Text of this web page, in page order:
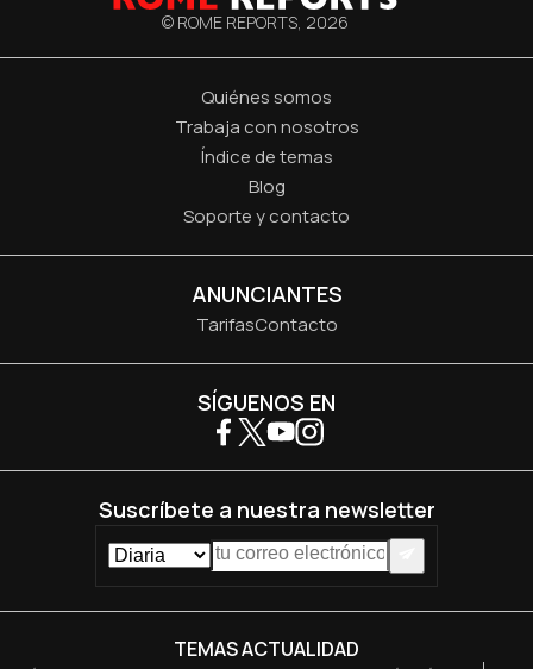
© ROME REPORTS, 2026
Quiénes somos
Trabaja con nosotros
Índice de temas
Blog
Soporte y contacto
ANUNCIANTES
TarifasContacto
TEMAS ACTUALIDAD
SÍGUENOS EN
Suscríbete a nuestra newsletter